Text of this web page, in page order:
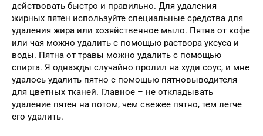
действовать быстро и правильно. Для удаления
жирных пятен используйте специальные средства для
удаления жира или хозяйственное мыло. Пятна от кофе
или чая можно удалить с помощью раствора уксуса и
воды. Пятна от травы можно удалить с помощью
спирта. Я однажды случайно пролил на худи соус, и мне
удалось удалить пятно с помощью пятновыводителя
для цветных тканей. Главное – не откладывать
удаление пятен на потом, чем свежее пятно, тем легче
его удалить.